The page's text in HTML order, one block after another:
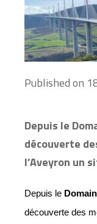
Published on
Depuis le
découverte
l’Aveyron un
Depuis le
découverte des